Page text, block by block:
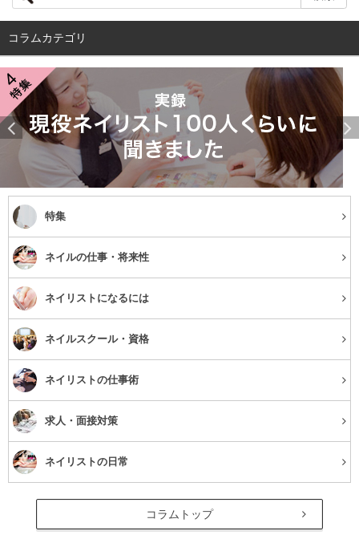
続いて、シェラックネイルのメリットとデメリットについ
てご紹介します。
メリット
・マニキュアのように手軽で、ジェルのようなツヤ感
シェラックネイルはマニキュアのように、フタについたハ
ケで塗れるので道具さえ揃えば、
気軽にセルフネイルを楽しむことができます。
・削らないから爪に優しい
ジェルネイルは塗る前に自爪を削る必要があり、オフする
ときも削らないといけません。シェラックネイルは専用の
コラムカテゴリ
特集
ネイルの仕事・将来性
ネイリストになるには
ネイルスクール・資格
ネイリストの仕事術
求人・面接対策
ネイリストの日常
コラムトップ